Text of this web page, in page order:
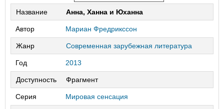
Название Анна, Ханна и Юханна
Автор Мариан Фредрикссон
Жанр Современная зарубежная литература
Год 2013
Доступность Фрагмент
Серия Мировая сенсация